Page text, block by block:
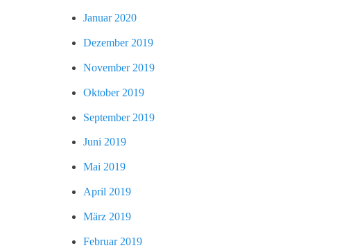
Januar 2020
Dezember 2019
November 2019
Oktober 2019
September 2019
Juni 2019
Mai 2019
April 2019
März 2019
Februar 2019